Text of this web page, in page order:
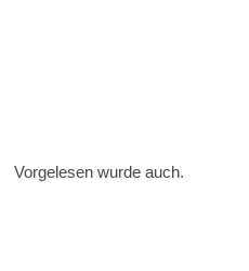
Vorgelesen wurde auch.